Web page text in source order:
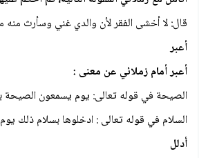
قال: لا أخشى الفقر لأن والدي غني وسأرث منه
أعبر
أعبر أمام زملائي عن معنی :
الصيحة في قوله تعالى: يوم يسمعون الصيحة
السلام في قوله تعالی : ادخلوها بسلام ذلك
أدلل